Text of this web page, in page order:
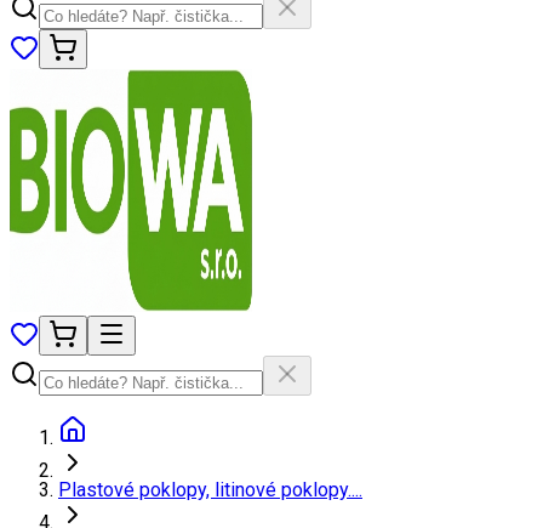
Plastové poklopy, litinové poklopy....